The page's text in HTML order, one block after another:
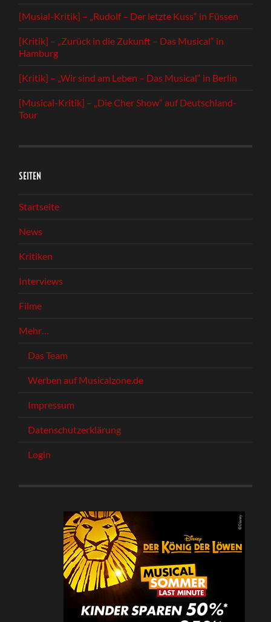
[Musial-Kritik] – „Rudolf – Der letzte Kuss“ in Füssen
[Kritik] – „Zurück in die Zukunft – Das Musical“ in
Hamburg
[Kritik] – „Wir sind am Leben – Das Musical“ in Berlin
[Musical-Kritik] – „Die Cher Show“ auf Deutschland-
Tour
SEITEN
Startseite
News
Kritiken
Interviews
Filme
Mehr…
Das Team
Werben auf Musicalzone.de
Impressum
Datenschutzerklärung
Login